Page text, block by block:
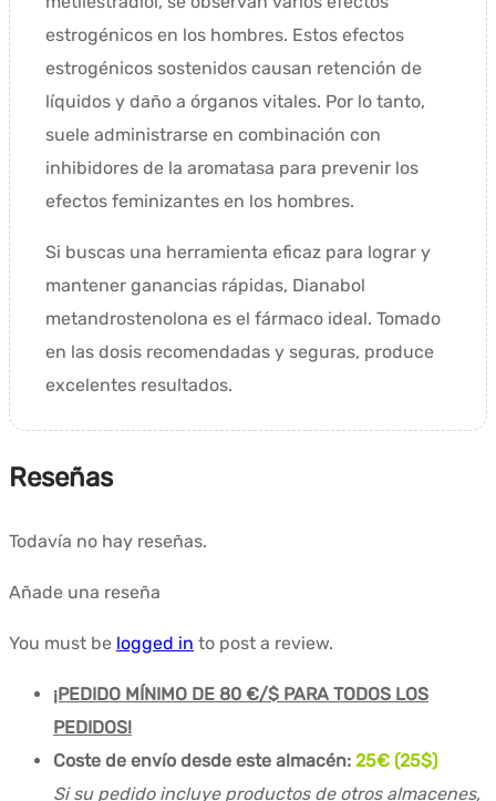
estrogénicos en los hombres. Estos efectos
estrogénicos sostenidos causan retención de
líquidos y daño a órganos vitales. Por lo tanto,
suele administrarse en combinación con
inhibidores de la aromatasa para prevenir los
efectos feminizantes en los hombres.
Si buscas una herramienta eficaz para lograr y
mantener ganancias rápidas, Dianabol
metandrostenolona es el fármaco ideal. Tomado
en las dosis recomendadas y seguras, produce
excelentes resultados.
Reseñas
Todavía no hay reseñas.
Añade una reseña
You must be logged in to post a review.
¡PEDIDO MÍNIMO DE 80 €/$ PARA TODOS LOS
PEDIDOS!
Coste de envío desde este almacén: 25€ (25$)
Si su pedido incluye productos de otros almacenes,